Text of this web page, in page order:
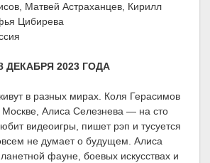
Матвей Астраханцев, Кирилл
Цибирева
ДЕКАБРЯ 2023 ГОДА
в разных мирах. Коля Герасимов
Алиса Селезнева — на сто
видеоигры, пишет рэп и тусуется
не думает о будущем. Алиса
фауне, боевых искусствах и